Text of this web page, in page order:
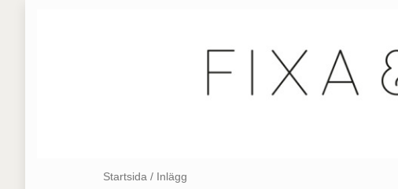
Startsida / Inlägg